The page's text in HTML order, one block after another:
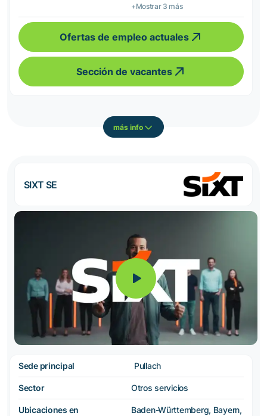
+Mostrar 3 más
Ofertas de empleo actuales
Sección de vacantes
más info
SIXT SE
Sede principal Pullach
Sector Otros servicios
Ubicaciones en
Baden-Württemberg, Bayern,